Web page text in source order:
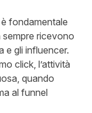
fondamentale
ricevono
e gli influencer.
click, l’attività
quando
al funnel